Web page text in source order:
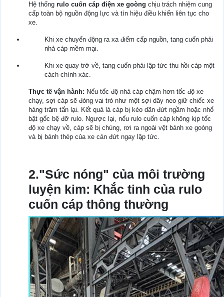
Hệ thống rulo cuốn cáp điện xe goòng chịu trách nhiệm cung
cấp toàn bộ nguồn động lực và tín hiệu điều khiển liên tục cho
xe.
Khi xe chuyển động ra xa điểm cấp nguồn, tang cuốn phải
nhả cáp mềm mại.
Khi xe quay trở về, tang cuốn phải lập tức thu hồi cáp một
cách chính xác.
Thực tế vận hành: Nếu tốc độ nhả cáp chậm hơn tốc độ xe
chạy, sợi cáp sẽ đóng vai trò như một sợi dây neo giữ chiếc xe
hàng trăm tấn lại. Kết quả là cáp bị kéo dãn đứt ngầm hoặc nhổ
bật gốc bệ đỡ rulo. Ngược lại, nếu rulo cuốn cáp không kịp tốc
độ xe chạy về, cáp sẽ bị chùng, rơi ra ngoài vệt bánh xe goòng
và bị bánh thép của xe cán đứt ngay lập tức.
2."Sức nóng" của môi trường
luyện kim: Khắc tinh của rulo
cuốn cáp thông thường